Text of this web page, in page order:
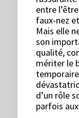
entre
faux-nez
Mais elle
son
qualité,
mériter le
d’un rôle
parfois